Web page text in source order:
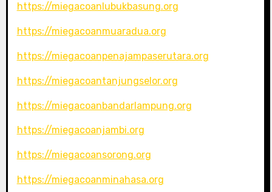
https://miegacoanlubukbasung.org
https://miegacoanmuaradua.org
https://miegacoanpenajampaserutara.org
https://miegacoantanjungselor.org
https://miegacoanbandarlampung.org
https://miegacoanjambi.org
https://miegacoansorong.org
https://miegacoanminahasa.org